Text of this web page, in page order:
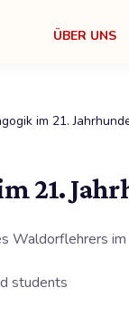
ÜBER UNS
im 21.
21.
Waldorflehrers
students